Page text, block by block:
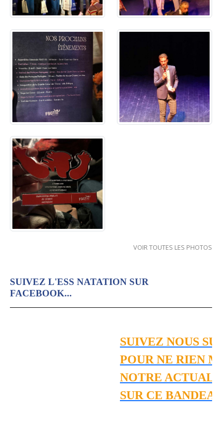
VOIR TOUTES LES PHOTOS
SUIVEZ L'ESS NATATION SUR
FACEBOOK...
SUIVEZ NOUS
POUR NE RIEN
NOTRE
SUR CE BANDEAU